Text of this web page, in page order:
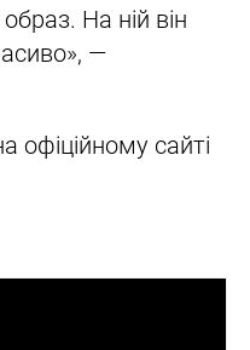
На ній він
—
офіційному сайті